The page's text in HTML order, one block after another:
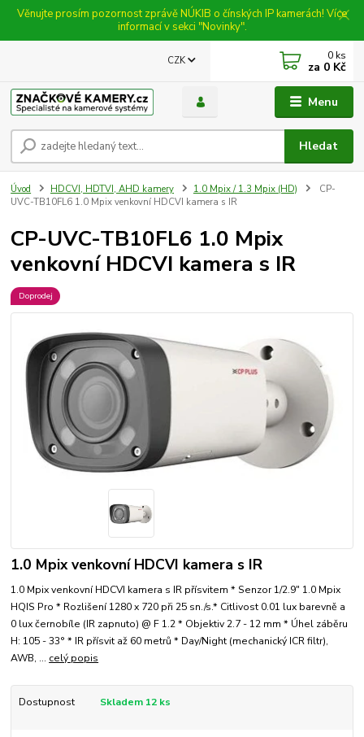
Věnujte prosím pozornost zprávě NÚKIB o čínských IP kamerách! Více
informací v sekci "Novinky".
Menu
CZK
Hledat
0 ks
za 0 Kč
Úvod HDCVI, HDTVI, AHD kamery 1.0 Mpix / 1.3 Mpix (HD)
CP-
UVC-TB10FL6 1.0 Mpix venkovní HDCVI kamera s IR
CP-UVC-TB10FL6 1.0 Mpix
venkovní HDCVI kamera s IR
Doprodej
1.0 Mpix venkovní HDCVI kamera s IR
1.0 Mpix venkovní HDCVI kamera s IR přísvitem * Senzor 1/2.9" 1.0 Mpix
HQIS Pro * Rozlišení 1280 x 720 při 25 sn./s.* Citlivost 0.01 lux barevně a
0 lux černobíle (IR zapnuto) @ F 1.2 * Objektiv 2.7 - 12 mm * Úhel záběru
H: 105 - 33° * IR přísvit až 60 metrů * Day/Night (mechanický ICR filtr),
AWB, ... celý popis
Dostupnost Skladem 12 ks